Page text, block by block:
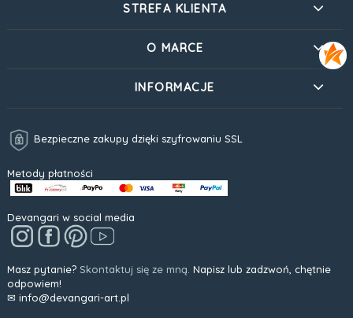
STREFA KLIENTA
O MARCE
INFORMACJE
Bezpieczne zakupy dzięki szyfrowaniu SSL
Metody płatności
Devangari w social media
Masz pytanie? Skontaktuj się ze mną. Napisz lub zadzwoń, chętnie
odpowiem!
✉ info@devangari-art.pl